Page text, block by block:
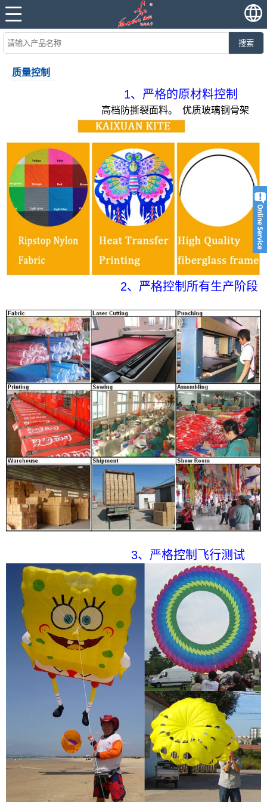
搜索
质量控制
1、 严格的原材料控制
高档防撕裂面料。 优质玻璃钢骨架
2、严格控制所有生产阶段
3、严格控制飞行测试